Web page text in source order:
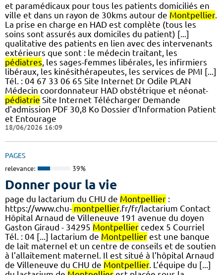
et paramédicaux pour tous les patients domiciliés en
ville et dans un rayon de 30kms autour de Montpellier.
La prise en charge en HAD est complète (tous les
soins sont assurés aux domiciles du patient) [...]
qualitative des patients en lien avec des intervenants
extérieurs que sont : le médecin traitant, les
pédiatres , les sages-femmes libérales, les infirmiers
libéraux, les kinésithérapeutes, les services de PMI [...]
Tél. : 04 67 33 06 65 Site Internet Dr Odile PLAN
Médecin coordonnateur HAD obstétrique et néonat-
pédiatrie Site Internet Télécharger Demande
d'admission PDF 30,8 Ko Dossier d'Information Patient
et Entourage
18/06/2026 16:09
PAGES
relevance: 39%
Donner pour la vie
page du lactarium du CHU de Montpellier :
https://www.chu- montpellier.fr/fr/lactarium Contact
Hôpital Arnaud de Villeneuve 191 avenue du doyen
Gaston Giraud - 34295 Montpellier cedex 5 Courriel
Tél. : 04 [...] lactarium de Montpellier est une banque
de lait maternel et un centre de conseils et de soutien
à l’allaitement maternel. Il est situé à l’hôpital Arnaud
de Villeneuve du CHU de Montpellier. L’équipe du [...]